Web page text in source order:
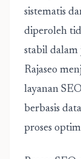
sistematis
diperoleh
stabil dalam
Rajaseo
layanan
berbasis
proses